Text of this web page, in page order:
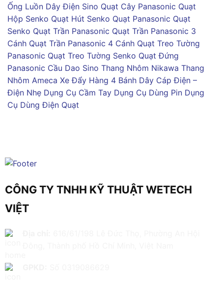
Ống Luồn Dây Điện Sino Quạt Cây Panasonic Quạt
Hộp Senko Quạt Hút Senko Quạt Panasonic Quạt
Senko Quạt Trần Panasonic Quạt Trần Panasonic 3
Cánh Quạt Trần Panasonic 4 Cánh Quạt Treo Tường
Panasonic Quạt Treo Tường Senko Quạt Đứng
Panasonic Cầu Dao Sino Thang Nhôm Nikawa Thang
Nhôm Ameca Xe Đẩy Hàng 4 Bánh Dây Cáp Điện –
Điện Nhẹ Dụng Cụ Cầm Tay Dụng Cụ Dùng Pin Dụng
Cụ Dùng Điện Quạt
CÔNG TY TNHH KỸ THUẬT WETECH
VIỆT